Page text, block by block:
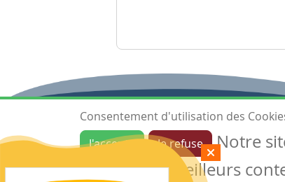
Ressources
Les ressources
Consentement d'utilisation des
J'accepte
Je refuse
Notre
garantir de meilleurs